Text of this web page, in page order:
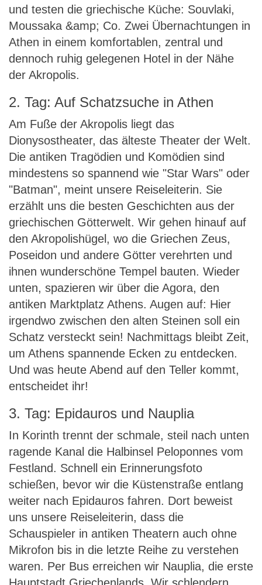
und testen die griechische Küche: Souvlaki,
Moussaka &amp; Co. Zwei Übernachtungen in
Athen in einem komfortablen, zentral und
dennoch ruhig gelegenen Hotel in der Nähe
der Akropolis.
2. Tag: Auf Schatzsuche in Athen
Am Fuße der Akropolis liegt das
Dionysostheater, das älteste Theater der Welt.
Die antiken Tragödien und Komödien sind
mindestens so spannend wie "Star Wars" oder
"Batman", meint unsere Reiseleiterin. Sie
erzählt uns die besten Geschichten aus der
griechischen Götterwelt. Wir gehen hinauf auf
den Akropolishügel, wo die Griechen Zeus,
Poseidon und andere Götter verehrten und
ihnen wunderschöne Tempel bauten. Wieder
unten, spazieren wir über die Agora, den
antiken Marktplatz Athens. Augen auf: Hier
irgendwo zwischen den alten Steinen soll ein
Schatz versteckt sein! Nachmittags bleibt Zeit,
um Athens spannende Ecken zu entdecken.
Und was heute Abend auf den Teller kommt,
entscheidet ihr!
3. Tag: Epidauros und Nauplia
In Korinth trennt der schmale, steil nach unten
ragende Kanal die Halbinsel Peloponnes vom
Festland. Schnell ein Erinnerungsfoto
schießen, bevor wir die Küstenstraße entlang
weiter nach Epidauros fahren. Dort beweist
uns unsere Reiseleiterin, dass die
Schauspieler in antiken Theatern auch ohne
Mikrofon bis in die letzte Reihe zu verstehen
waren. Per Bus erreichen wir Nauplia, die erste